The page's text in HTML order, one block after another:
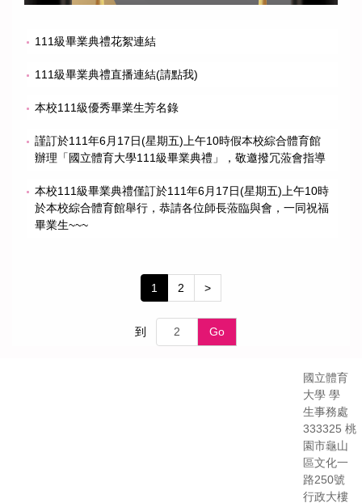
111級畢業典禮花絮連結
111級畢業典禮直播連結(請點我)
本校111級優秀畢業生芳名錄
謹訂於111年6月17日(星期五)上午10時假本校綜合體育館
辦理「國立體育大學111級畢業典禮」，敬邀撥冗蒞會指導
本校111級畢業典禮僅訂於111年6月17日(星期五)上午10時
於本校綜合體育館舉行，恭請各位師長蒞臨與會，一同祝福
畢業生~~~
1 2 >
到 Go
國立體育
大學 學
生事務處
333325 桃
園市龜山
區文化一
路250號
行政大樓